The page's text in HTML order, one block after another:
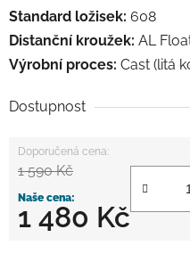
Standard ložisek: 608
Distanční kroužek: AL
Výrobní proces: Cast (litá
Dostupnost
1 590 Kč
1 480 Kč